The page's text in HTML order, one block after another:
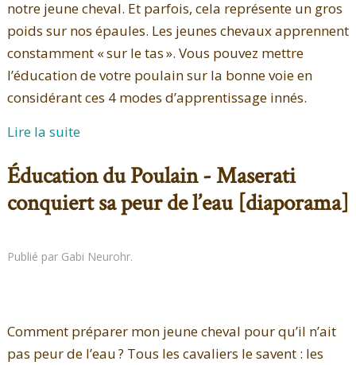
notre jeune cheval. Et parfois, cela représente un gros
poids sur nos épaules. Les jeunes chevaux apprennent
constamment « sur le tas ». Vous pouvez mettre
l’éducation de votre poulain sur la bonne voie en
considérant ces 4 modes d’apprentissage innés.
Lire la suite
Éducation du Poulain - Maserati
conquiert sa peur de l’eau [diaporama]
Publié par Gabi Neurohr.
Comment préparer mon jeune cheval pour qu’il n’ait
pas peur de l’eau ? Tous les cavaliers le savent : les